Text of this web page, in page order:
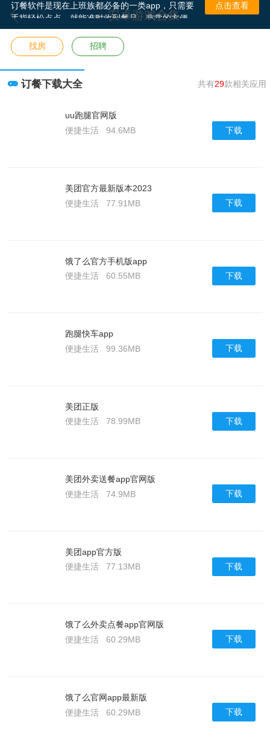
安卓游戏合集
订餐软件是现在上班族都必备的一类app，只需要
手指轻松点点，就能准时收到餐品，非常的方便
且快捷，那么小编就为大家带来了订餐app排名前
十名，感兴趣的小伙伴就快来这里看看有没有喜
欢的吧！
点击查看
找房 招聘
订餐下载大全 共有29款相关应用
uu跑腿官网版
便捷生活
94.6MB 下载
美团官方最新版本2023
便捷生活
77.91MB 下载
饿了么官方手机版app
便捷生活
60.55MB 下载
跑腿快车app
便捷生活
99.36MB 下载
美团正版
便捷生活
78.99MB 下载
美团外卖送餐app官网版
便捷生活
74.9MB 下载
美团app官方版
便捷生活
77.13MB 下载
饿了么外卖点餐app官网版
便捷生活
60.29MB 下载
饿了么官网app最新版
便捷生活
60.29MB 下载